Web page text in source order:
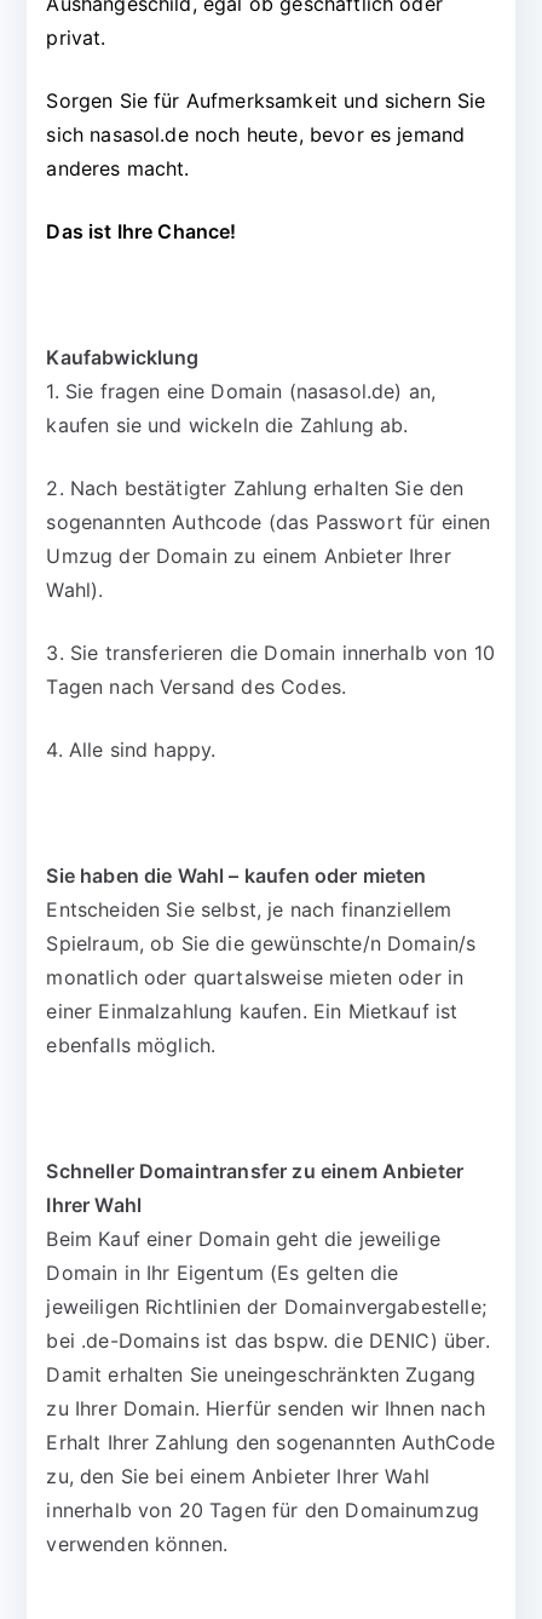
privat.
Sorgen Sie für Aufmerksamkeit und sichern Sie
sich nasasol.de noch heute, bevor es jemand
anderes macht.
Das ist Ihre Chance!
Kaufabwicklung
1. Sie fragen eine Domain (nasasol.de) an,
kaufen sie und wickeln die Zahlung ab.
2. Nach bestätigter Zahlung erhalten Sie den
sogenannten Authcode (das Passwort für einen
Umzug der Domain zu einem Anbieter Ihrer
Wahl).
3. Sie transferieren die Domain innerhalb von 10
Tagen nach Versand des Codes.
4. Alle sind happy.
Sie haben die Wahl – kaufen oder mieten
Entscheiden Sie selbst, je nach finanziellem
Spielraum, ob Sie die gewünschte/n Domain/s
monatlich oder quartalsweise mieten oder in
einer Einmalzahlung kaufen. Ein Mietkauf ist
ebenfalls möglich.
Schneller Domaintransfer zu einem Anbieter
Ihrer Wahl
Beim Kauf einer Domain geht die jeweilige
Domain in Ihr Eigentum (Es gelten die
jeweiligen Richtlinien der Domainvergabestelle;
bei .de-Domains ist das bspw. die DENIC) über.
Damit erhalten Sie uneingeschränkten Zugang
zu Ihrer Domain. Hierfür senden wir Ihnen nach
Erhalt Ihrer Zahlung den sogenannten AuthCode
zu, den Sie bei einem Anbieter Ihrer Wahl
innerhalb von 20 Tagen für den Domainumzug
verwenden können.